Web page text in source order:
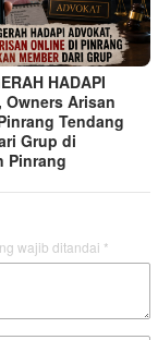
HADAPI
Owners Arisan
Tendang
Grup di
Pinrang
wajib ditandai *